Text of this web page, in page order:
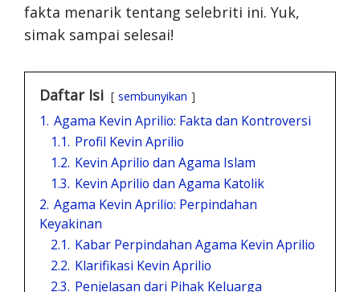
fakta menarik tentang selebriti ini. Yuk,
simak sampai selesai!
Daftar Isi sembunyikan
1. Agama Kevin Aprilio: Fakta dan Kontroversi
1.1. Profil Kevin Aprilio
1.2. Kevin Aprilio dan Agama Islam
1.3. Kevin Aprilio dan Agama Katolik
2. Agama Kevin Aprilio: Perpindahan
Keyakinan
2.1. Kabar Perpindahan Agama Kevin Aprilio
2.2. Klarifikasi Kevin Aprilio
2.3. Penjelasan dari Pihak Keluarga